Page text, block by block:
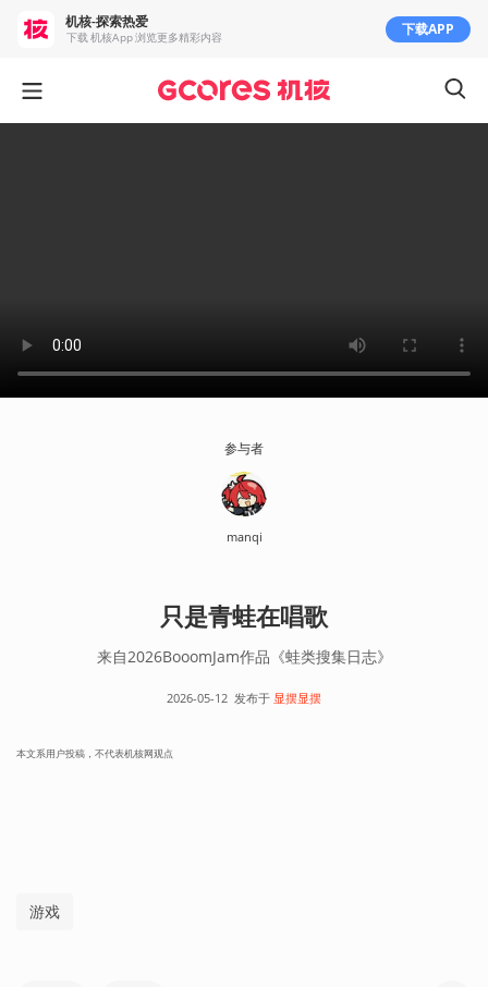
参与者
manqi
只是青蛙在唱歌
来自2026BooomJam作品《蛙类搜集日志》
2026-05-12 发布于 显摆显摆
本文系用户投稿，不代表机核网观点
游戏
机核-探索热爱
下载 机核App 浏览更多精彩内容 下载APP